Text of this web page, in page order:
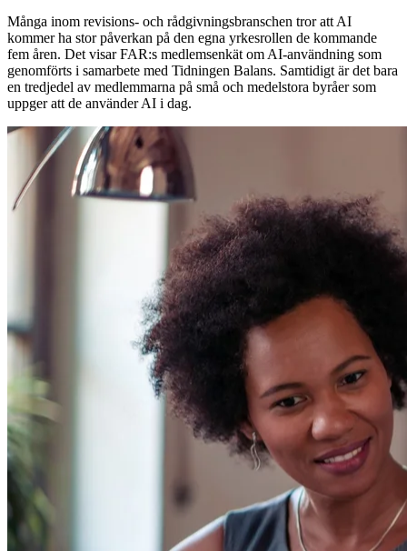
Många inom revisions- och rådgivningsbranschen tror att AI
kommer ha stor påverkan på den egna yrkesrollen de kommande
fem åren. Det visar FAR:s medlemsenkät om AI-användning som
genomförts i samarbete med Tidningen Balans. Samtidigt är det bara
en tredjedel av medlemmarna på små och medelstora byråer som
uppger att de använder AI i dag.